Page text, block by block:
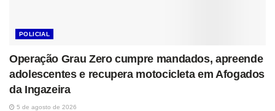
POLICIAL
Operação Grau Zero cumpre mandados, apreende
adolescentes e recupera motocicleta em Afogados
da Ingazeira
5 de agosto de 2026